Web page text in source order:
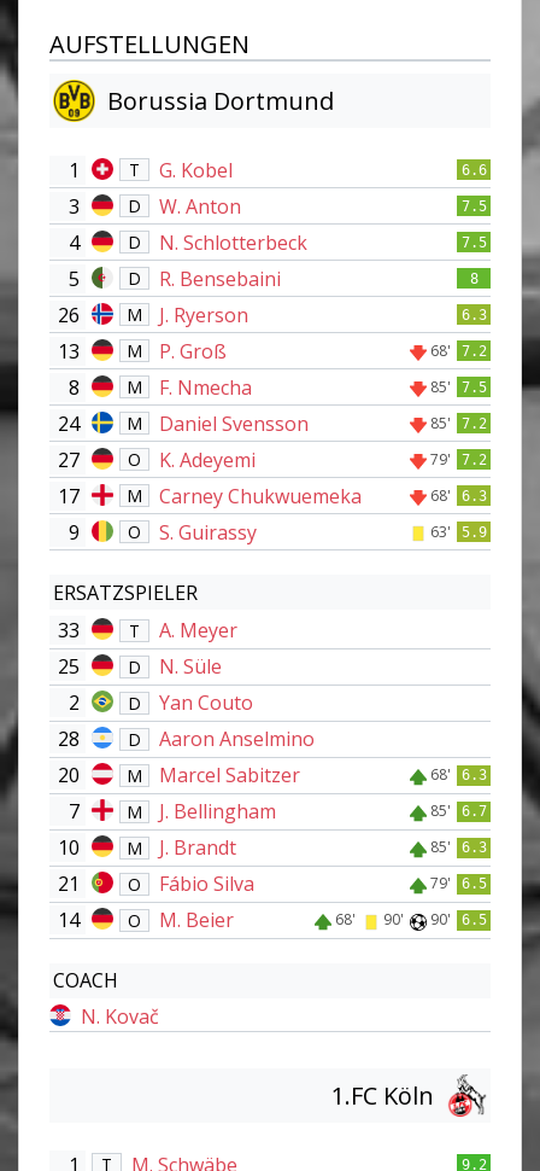
AUFSTELLUNGEN
Borussia Dortmund
1 T G. Kobel 6.6
3 D W. Anton 7.5
4 D N. Schlotterbeck 7.5
5 D R. Bensebaini 8
26 M J. Ryerson 6.3
13 M P. Groß 68' 7.2
8 M F. Nmecha 85' 7.5
24 M Daniel Svensson 85' 7.2
27 O K. Adeyemi 79' 7.2
17 M Carney Chukwuemeka 68' 6.3
9 O S. Guirassy 63' 5.9
ERSATZSPIELER
33
T
A. Meyer
25
D
N. Süle
2
D
Yan Couto
28
D
Aaron Anselmino
20
M Marcel Sabitzer 68' 6.3
7 M J. Bellingham 85' 6.7
10 M J. Brandt 85' 6.3
21 O Fábio Silva 79' 6.5
14 O M. Beier 68' 90' 90' 6.5
COACH
N. Kovač
1.FC Köln
1 T M. Schwäbe 9.2